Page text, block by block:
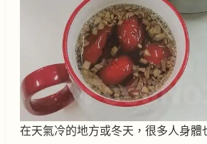
在天氣冷的地方或冬天，很多人身體